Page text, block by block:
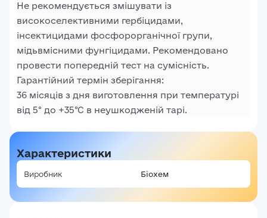
Не рекомендується змішувати із
високоселективними гербіцидами,
інсектицидами фосфорорганічної групи,
мідьвмісними фунгіцидами. Рекомендовано
провести попередній тест на сумісність.
Гарантійний термін зберігання:
36 місяців з дня виготовлення при температурі
від 5° до +35°С в неушкодженій тарі.
Характеристики
Виробник Біохем